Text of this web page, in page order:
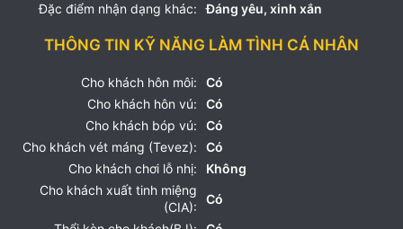
Đặc điểm nhận dạng khác:
Đáng yêu, xinh xắn
THÔNG TIN KỸ NĂNG LÀM TÌNH CÁ NHÂN
Cho khách hôn môi:
Có
Cho khách hôn vú:
Có
Cho khách bóp vú:
Có
Cho khách vét máng (Tevez):
Có
Cho khách chơi lỗ nhị:
Không
Cho khách xuất tinh miệng
(CIA):
Có